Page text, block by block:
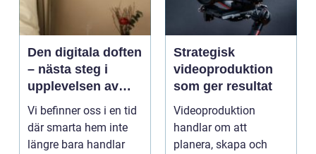
Den digitala doften
– nästa steg i
upplevelsen av
smarta hem
Vi befinner oss i en tid
där smarta hem inte
längre bara handlar
Strategisk
videoproduktion
som ger resultat
Videoproduktion
handlar om att
planera, skapa och